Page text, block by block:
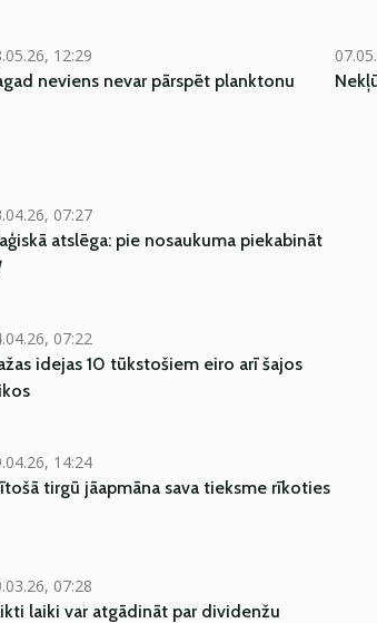
12:29
neviens nevar pārspēt planktonu
07:27
atslēga: pie nosaukuma piekabināt
07:22
idejas 10 tūkstošiem eiro arī šajos
14:24
tirgū jāapmāna sava tieksme rīkoties
07:28
laiki var atgādināt par dividenžu